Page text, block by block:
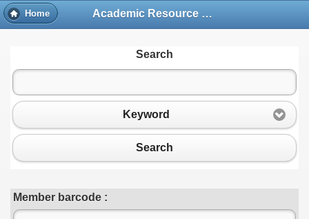
Home Academic Resource and Information Technology Center
Search
Keyword
Search
Member barcode :